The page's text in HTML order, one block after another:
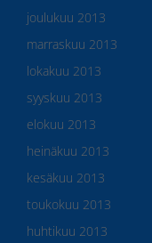
joulukuu 2013
marraskuu 2013
lokakuu 2013
syyskuu 2013
elokuu 2013
heinäkuu 2013
kesäkuu 2013
toukokuu 2013
huhtikuu 2013